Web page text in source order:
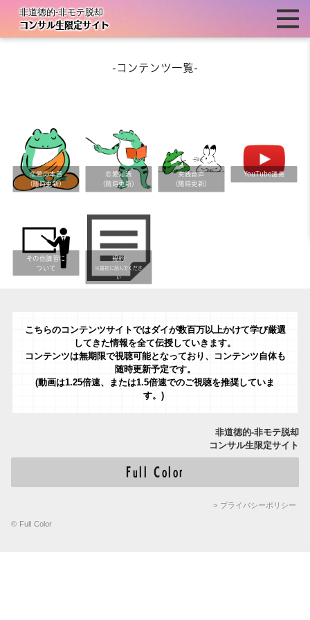
非道徳的-非モテ脱却
コンサル生限定サイト
-コンテンツ一覧-
恋愛の本質
(随時更新)
恋愛知識
(随時更新)
実践音声
(随時更新)
YouTube講義
その他講習に
ついて
規約
※最初に読んでくださ
い
こちらのコンテンツサイトではダイが数百万以上かけて学び厳選
してきた情報を全て伝授していきます。
コンテンツは無期限で視聴可能となっており、コンテンツ自体も
随時更新予定です。
(動画は1.25倍速、または1.5倍速でのご視聴を推奨していま
す。)
非道徳的-非モテ脱却
コンサル生限定サイト
Full Color
> プライバシーポリシー
© Full Color